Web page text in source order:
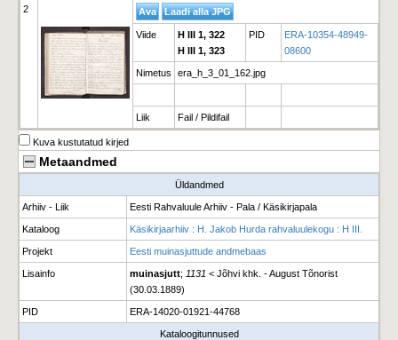
2
Viide
H III 1, 322
H III 1, 323
PID
ERA-10354-48949-
08600
Nimetus era_h_3_01_162.jpg
Liik Fail / Pildifail
Kuva kustutatud kirjed
Metaandmed
Üldandmed
Arhiiv - Liik Eesti Rahvaluule Arhiiv - Pala / Käsikirjapala
Kataloog Käsikirjaarhiiv : H. Jakob Hurda rahvaluulekogu : H III.
Projekt Eesti muinasjuttude andmebaas
Lisainfo muinasjutt; 1131 < Jõhvi khk. - August Tõnorist
(30.03.1889)
PID ERA-14020-01921-44768
Kataloogitunnused